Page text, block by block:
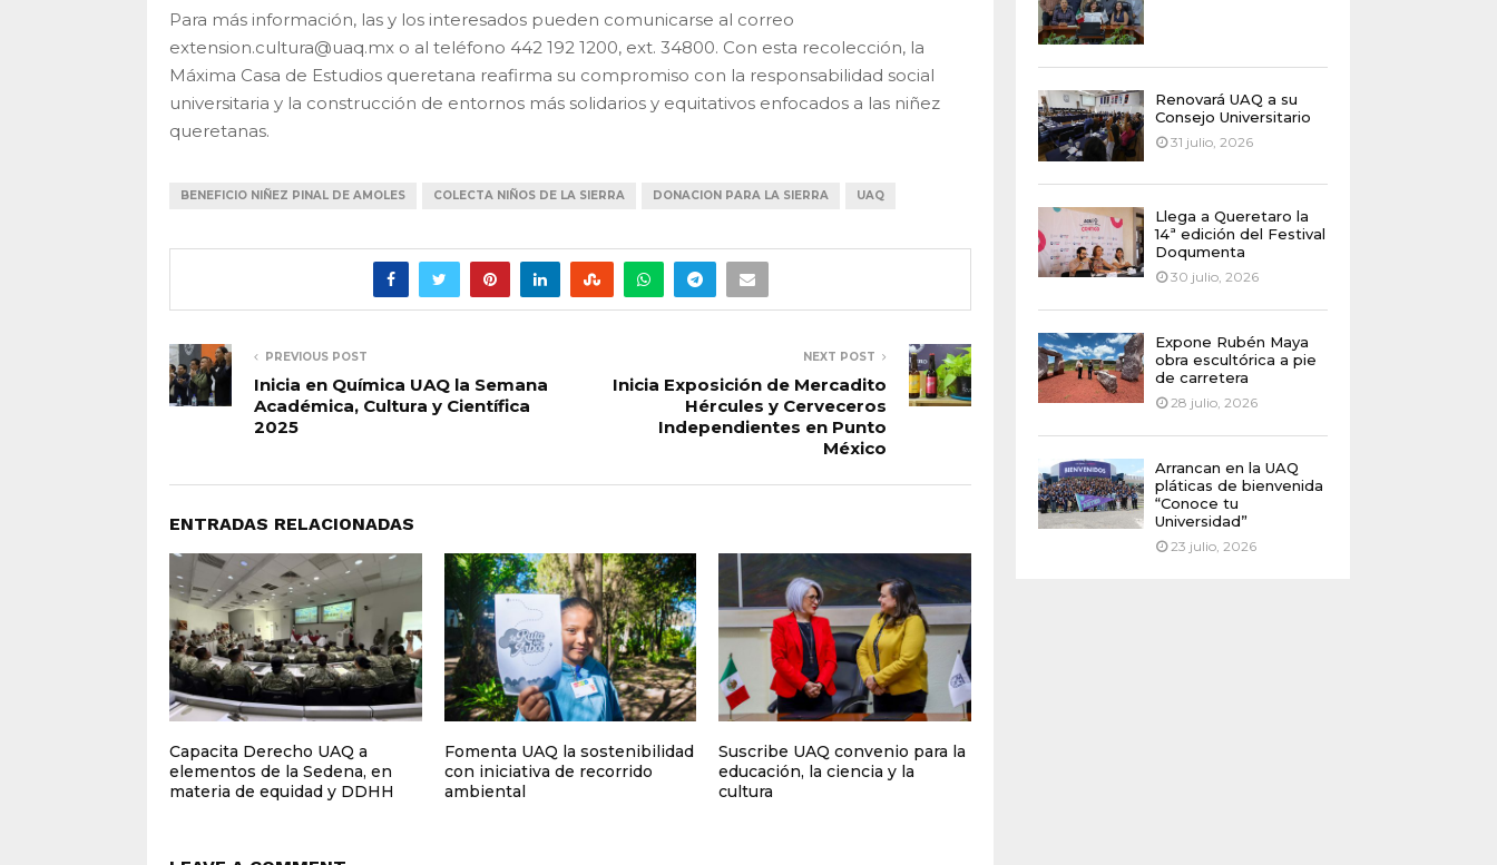
Para más información, las y los interesados pueden comunicarse al correo
extension.cultura@uaq.mx o al teléfono 442 192 1200, ext. 34800. Con esta recolección, la
Máxima Casa de Estudios queretana reafirma su compromiso con la responsabilidad social
universitaria y la construcción de entornos más solidarios y equitativos enfocados a las niñez
queretanas.
BENEFICIO NIÑEZ PINAL DE AMOLES COLECTA NIÑOS DE LA SIERRA DONACION PARA LA SIERRA UAQ
PREVIOUS POST
Inicia en Química UAQ la Semana
Académica, Cultura y Científica
2025
NEXT POST
Inicia Exposición de Mercadito
Hércules y Cerveceros
Independientes en Punto
México
ENTRADAS RELACIONADAS
Capacita Derecho UAQ a
elementos de la Sedena, en
materia de equidad y DDHH
Fomenta UAQ la sostenibilidad
con iniciativa de recorrido
ambiental
Suscribe UAQ convenio para la
educación, la ciencia y la
cultura
Renovará UAQ a su
Consejo Universitario
31 julio, 2026
Llega a Queretaro la
14ª edición del Festival
Doqumenta
30 julio, 2026
Expone Rubén Maya
obra escultórica a pie
de carretera
28 julio, 2026
Arrancan en la UAQ
pláticas de bienvenida
“Conoce tu
Universidad”
23 julio, 2026